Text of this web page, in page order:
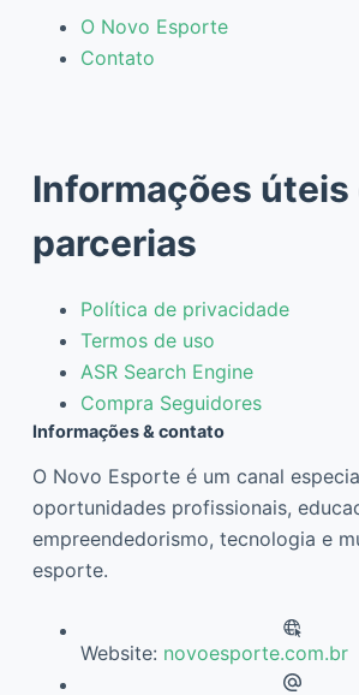
O Novo Esporte
Contato
Informações úteis
parcerias
Política de privacidade
Termos de uso
ASR Search Engine
Compra Seguidores
Informações & contato
O Novo Esporte é um canal
oportunidades profissionais,
empreendedorismo, tecnologia e
esporte.
Website: novoesporte.com.br